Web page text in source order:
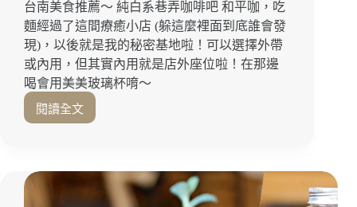
台南美食推薦～ 純白系巷弄咖啡吧 和平咖，吃
麵經過了這間療癒小店 (躲這麼裡面到底誰會發
現)，以後就是我的秘密基地啦！可以選擇外帶
或內用，但其實內用就是店外座位啦！在那邊
喝會用美美玻璃杯唷～
閱讀全文
小